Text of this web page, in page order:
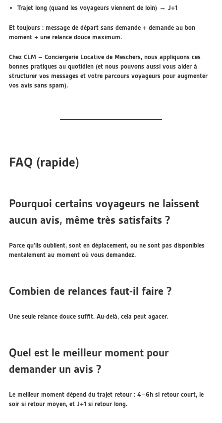
Trajet long (quand les voyageurs viennent de loin) → J+1
Et toujours : message de départ sans demande + demande au bon
moment + une relance douce maximum.
Chez CLM – Conciergerie Locative de Meschers, nous appliquons ces
bonnes pratiques au quotidien (et nous pouvons aussi vous aider à
structurer vos messages et votre parcours voyageurs pour augmenter
vos avis sans spam).
FAQ (rapide)
Pourquoi certains voyageurs ne laissent
aucun avis, même très satisfaits ?
Parce qu’ils oublient, sont en déplacement, ou ne sont pas disponibles
mentalement au moment où vous demandez.
Combien de relances faut-il faire ?
Une seule relance douce suffit. Au-delà, cela peut agacer.
Quel est le meilleur moment pour
demander un avis ?
Le meilleur moment dépend du trajet retour : 4–6h si retour court, le
soir si retour moyen, et J+1 si retour long.